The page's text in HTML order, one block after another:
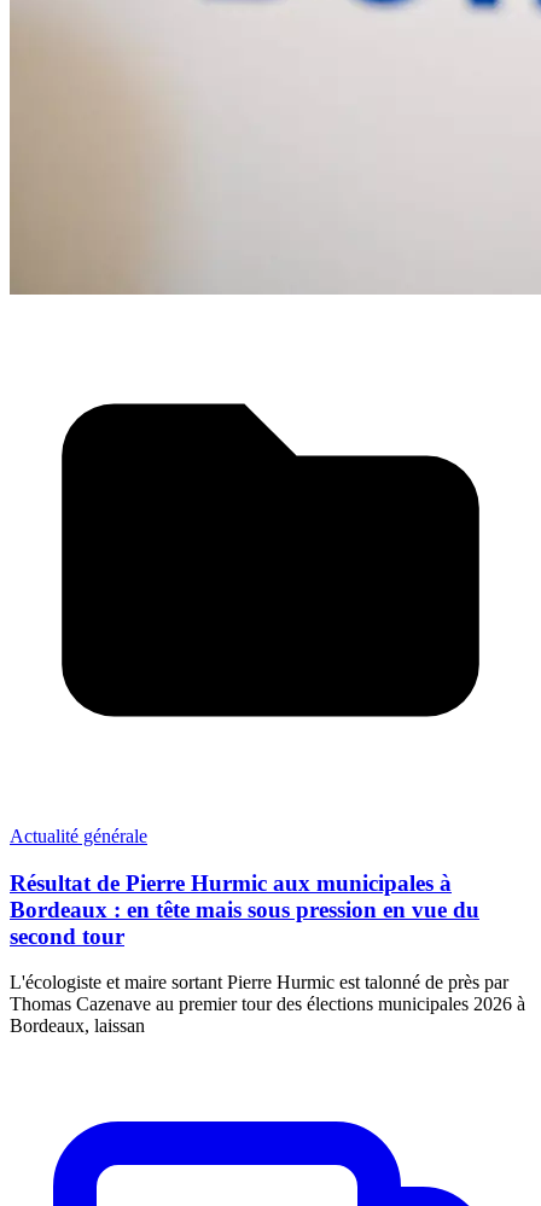
Actualité générale
Résultat de Pierre Hurmic aux municipales à
Bordeaux : en tête mais sous pression en vue du
second tour
L'écologiste et maire sortant Pierre Hurmic est talonné de près par
Thomas Cazenave au premier tour des élections municipales 2026 à
Bordeaux, laissan